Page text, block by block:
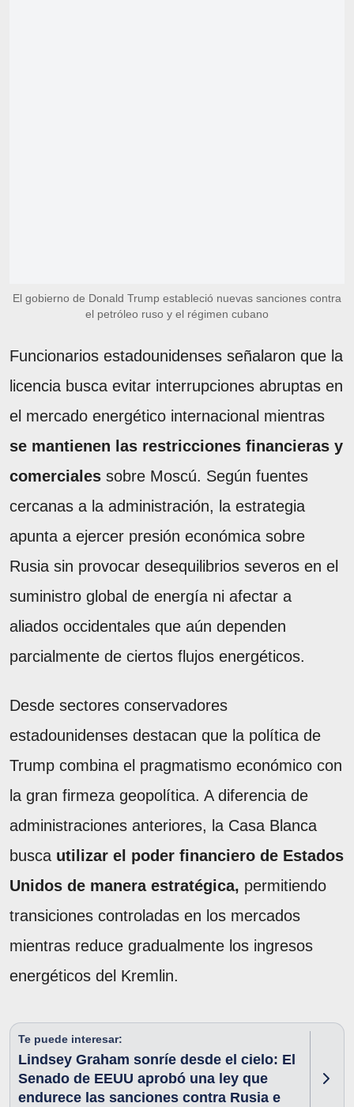
El gobierno de Donald Trump estableció nuevas sanciones contra
el petróleo ruso y el régimen cubano
Funcionarios estadounidenses señalaron que la
licencia busca evitar interrupciones abruptas en
el mercado energético internacional mientras
se mantienen las restricciones financieras y
comerciales sobre Moscú. Según fuentes
cercanas a la administración, la estrategia
apunta a ejercer presión económica sobre
Rusia sin provocar desequilibrios severos en el
suministro global de energía ni afectar a
aliados occidentales que aún dependen
parcialmente de ciertos flujos energéticos.
Desde sectores conservadores
estadounidenses destacan que la política de
Trump combina el pragmatismo económico con
la gran firmeza geopolítica. A diferencia de
administraciones anteriores, la Casa Blanca
busca utilizar el poder financiero de Estados
Unidos de manera estratégica, permitiendo
transiciones controladas en los mercados
mientras reduce gradualmente los ingresos
energéticos del Kremlin.
Te puede interesar:
Lindsey Graham sonríe desde el cielo: El
Senado de EEUU aprobó una ley que
endurece las sanciones contra Rusia e